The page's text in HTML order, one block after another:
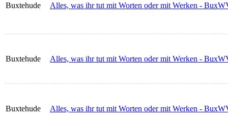
Buxtehude Alles, was ihr tut mit Worten oder mit Werken -
Buxtehude Alles, was ihr tut mit Worten oder mit Werken -
Buxtehude Alles, was ihr tut mit Worten oder mit Werken -